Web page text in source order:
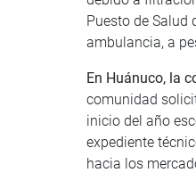
Puesto de Salud
ambulancia, a
En Huánuco, la
comunidad
inicio del año
expediente
hacia los